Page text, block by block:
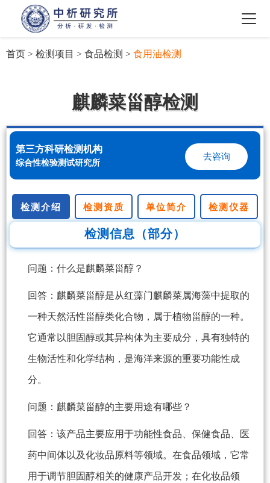
首页 > 检测项目 > 食品检测 > 食用油检测
麒麟菜甾醇检测
第三方科研检测机构
综合性检验测试研究所
去咨询
检测介绍 检测资质 单位简介 检测仪器
检测信息（部分）
问题：什么是麒麟菜甾醇？
回答：麒麟菜甾醇是从红藻门麒麟菜属海藻中提取的
一种天然活性甾醇类化合物，属于植物甾醇的一种。
它通常以胆固醇或其异构体为主要成分，具有独特的
生物活性和化学结构，是海洋来源的重要功能性成
分。
问题：麒麟菜甾醇的主要用途有哪些？
回答：该产品主要应用于功能性食品、保健食品、医
药中间体以及化妆品原料等领域。在食品领域，它常
用于调节胆固醇相关的健康产品开发；在化妆品领